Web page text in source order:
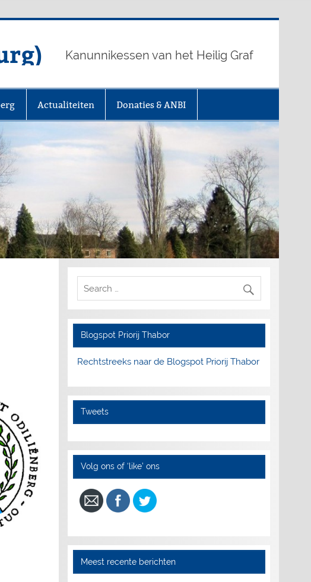
Kanunnikessen van het Heilig Graf
Actualiteiten Donaties & ANBI
Blogspot Priorij Thabor
Rechtstreeks naar de Blogspot Priorij Thabor
Tweets
Volg ons of ‘like’ ons
Meest recente berichten